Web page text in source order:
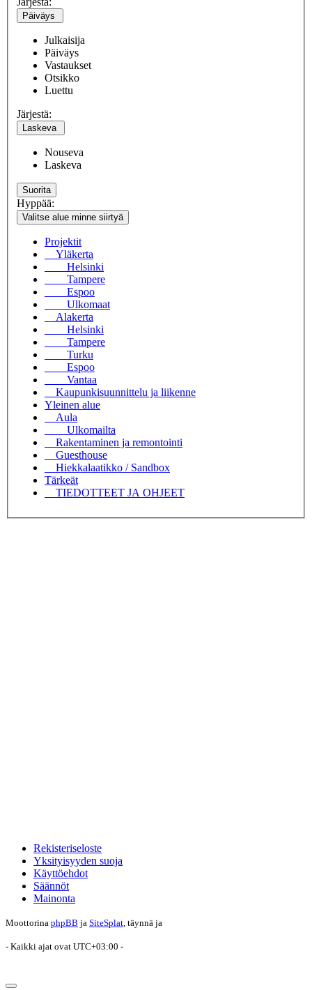
Päiväys
Julkaisija
Päiväys
Vastaukset
Otsikko
Luettu
Järjestä:
Laskeva
Nouseva
Laskeva
Suorita
Hyppää:
Valitse alue minne siirtyä
Projektit
Yläkerta
Helsinki
Tampere
Espoo
Ulkomaat
Alakerta
Helsinki
Tampere
Turku
Espoo
Vantaa
Kaupunkisuunnittelu ja liikenne
Yleinen alue
Aula
Ulkomailta
Rakentaminen ja remontointi
Guesthouse
Hiekkalaatikko / Sandbox
Tärkeät
TIEDOTTEET JA OHJEET
Rekisteriseloste
Yksityisyyden suoja
Käyttöehdot
Säännöt
Mainonta
Moottorina phpBB ja SiteSplat , täynnä ja
- Kaikki ajat ovat UTC+03:00 -